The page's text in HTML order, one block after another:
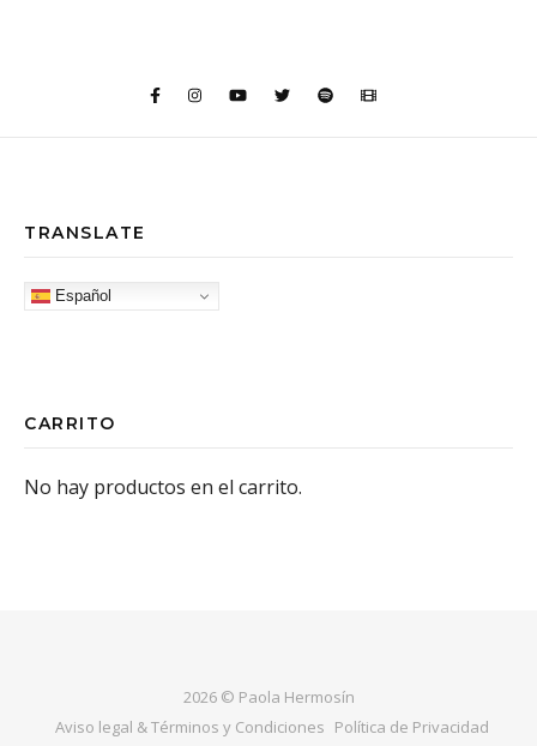
TRANSLATE
Español
CARRITO
No hay productos en el carrito.
2026 © Paola Hermosín
Aviso legal & Términos y Condiciones Política de Privacidad